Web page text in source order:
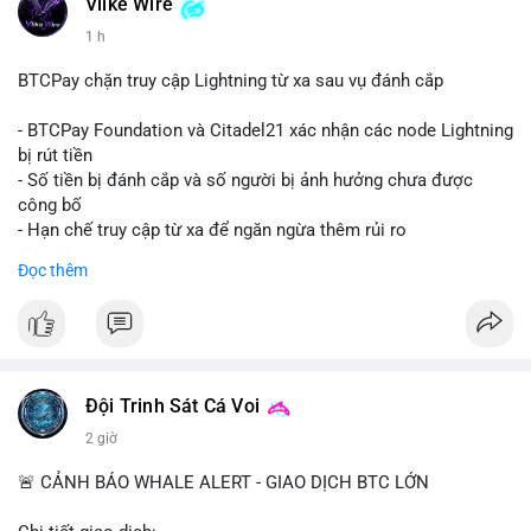
giao dịch OTC. Áp lực bán trực tiếp lên sàn là thấp, nhưng tâm
lớn.
Nhà đầu tư nhỏ lẻ nên theo dõi xác nhận giao dịch và dòng
tiền tiếp theo từ ví nguồn. Không nên hành động vội vàng dựa
trên một giao dịch đơn lẻ; hãy quan sát thêm 2-3 khối lượng
tương tự trong 24 giờ tới để xác định xu hướng rõ ràng.
Vlike Wire
1 h
BTCPay chặn truy cập Lightning từ xa sau vụ đánh cắp
- BTCPay Foundation và Citadel21 xác nhận các node Lightning
bị rút tiền
- Số tiền bị đánh cắp và số người bị ảnh hưởng chưa được
công bố
- Hạn chế truy cập từ xa để ngăn ngừa thêm rủi ro
#binancesquare
$btc
📰 Nguồn: Cointelegraph
Đọc thêm
Đội Trinh Sát Cá Voi
2 giờ
🚨 CẢNH BÁO WHALE ALERT - GIAO DỊCH BTC LỚN